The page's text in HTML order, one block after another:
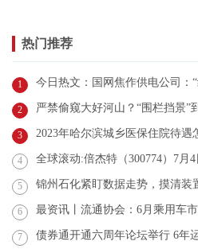
热门推荐
1 今日热文：国网焦作供电公司：“红
2 严禁偷窥大好河山？“围栏挡景”
3 2023年哈尔滨城乡医保住院待遇
4 全球滚动:倍杰特（300774）7月
5 锦州石化紧盯数据走势，摸清装
6 最资讯丨流通协会：6月乘用车市或
7 债券通开通六周年论坛举行 6年